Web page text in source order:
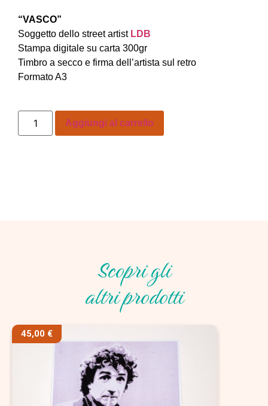
“VASCO”
Soggetto dello street artist LDB
Stampa digitale su carta 300gr
Timbro a secco e firma dell’artista sul retro
Formato A3
Aggiungi al carrello
Scopri gli
altri prodotti
45,00 €